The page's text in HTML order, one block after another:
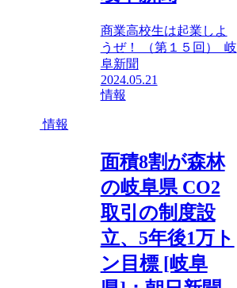
商業高校生は起業しよ
うぜ！ （第１５回） 岐
阜新聞
2024.05.21
情報
情報
面積8割が森林
の岐阜県 CO2
取引の制度設
立、5年後1万ト
ン目標 [岐阜